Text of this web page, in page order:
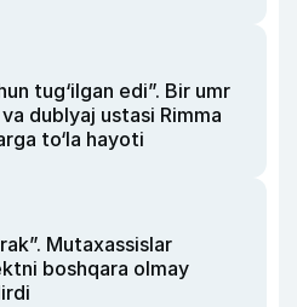
tug‘ilgan edi”. Bir umr
dublyaj ustasi Rimma
to‘la hayoti
Mutaxassislar
boshqara olmay